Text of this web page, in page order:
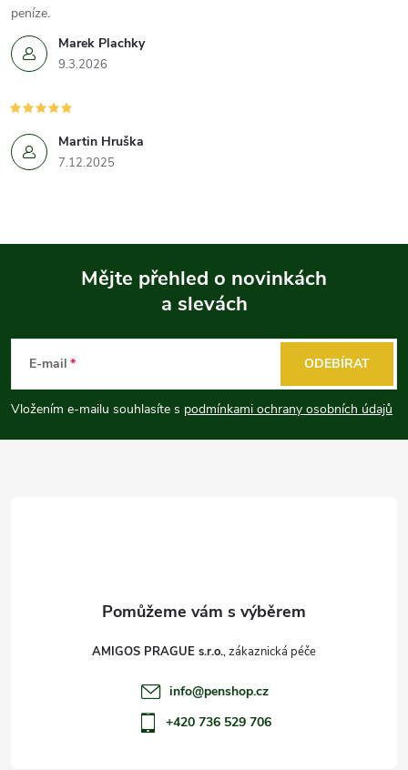
Marek Plachky
9.3.2026
peníze.
Martin Hruška
7.12.2025
p
a
Mějte přehled o novinkách
a slevách
E-mail
Vložením e-mailu souhlasíte s podmínkami ochrany osobních údajů
ODEBÍRAT
AMIGOS PRAGUE s.r.o.
info@penshop.cz
+420 736 529 706